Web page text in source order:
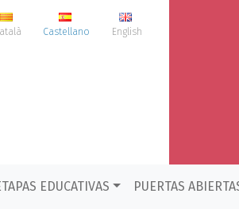
Castellano English
EDUCATIVAS PUERTAS